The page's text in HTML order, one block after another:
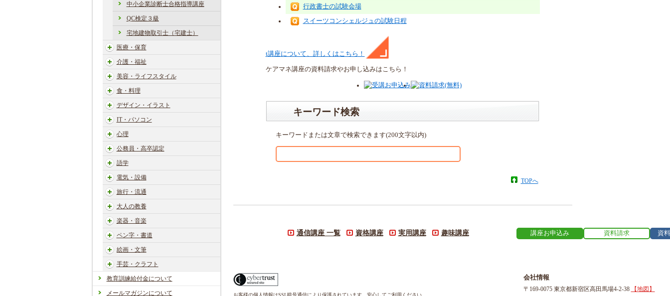
中小企業診断士合格指導講座
QC検定３級
宅地建物取引士（宅建士）
医療・保育
介護・福祉
美容・ライフスタイル
食・料理
デザイン・イラスト
IT・パソコン
心理
公務員・高卒認定
語学
電気・設備
旅行・流通
大人の教養
楽器・音楽
ペン字・書道
絵画・文筆
手芸・クラフト
教育訓練給付金について
メールマガジンについて
行政書士の試験会場
スイーツコンシェルジュの試験日程
t講座について、詳しくはこちら！
ケアマネ講座の資料請求やお申し込みはこちら！
キーワード検索
キーワードまたは文章で検索できます(200文字以内)
TOPへ
通信講座 一覧 資格講座 実用講座 趣味講座 講座お申込み 資料請求 資
お客様の個人情報はSSL暗号通信により保護されています。安心してご利用ください。
会社情報
〒169-0075 東京都新宿区高田馬場4-2-38 【地図】